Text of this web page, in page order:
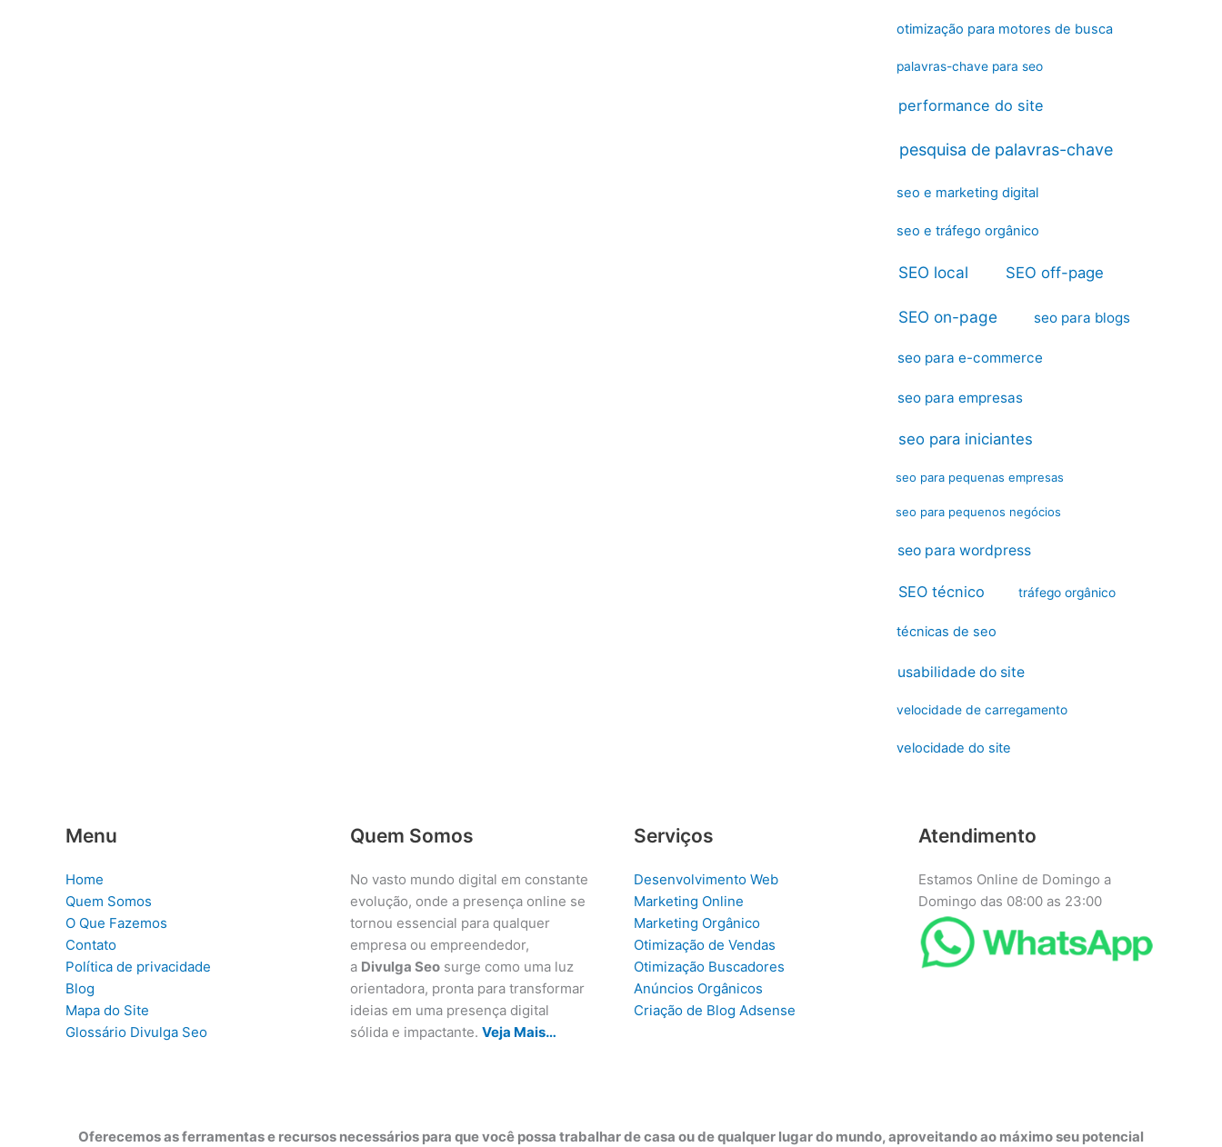
otimização para motores de busca
palavras-chave para seo
performance do site
pesquisa de palavras-chave
seo e marketing digital
seo e tráfego orgânico
SEO local SEO off-page
SEO on-page seo para blogs
seo para e-commerce
seo para empresas
seo para iniciantes
seo para pequenas empresas
seo para pequenos negócios
seo para wordpress
SEO técnico tráfego orgânico
técnicas de seo
usabilidade do site
velocidade de carregamento
velocidade do site
Menu
Home
Quem Somos
O Que Fazemos
Contato
Política de privacidade
Blog
Mapa do Site
Glossário Divulga Seo
Quem Somos
No vasto mundo digital em constante
evolução, onde a presença online se
tornou essencial para qualquer
empresa ou empreendedor,
a Divulga Seosurge como uma luz
orientadora, pronta para transformar
ideias em uma presença digital
sólida e impactante. Veja Mais…
Serviços
Desenvolvimento Web
Marketing Online
Marketing Orgânico
Otimização de Vendas
Otimização Buscadores
Anúncios Orgânicos
Criação de Blog Adsense
Atendimento
Estamos Online de Domingo a
Domingo das 08:00 as 23:00
Oferecemos as ferramentas e recursos necessários para que você possa trabalhar de casa ou de qualquer lugar do mundo, aproveitando ao máximo seu potencial